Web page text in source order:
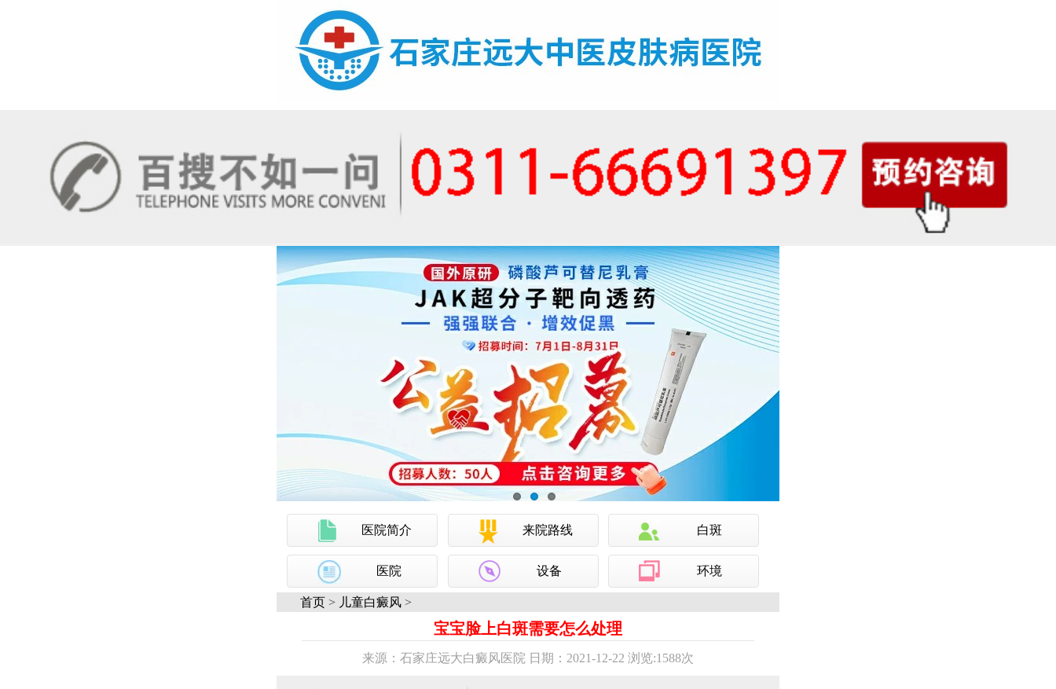
医院简介 来院路线 白斑
医院 设备 环境
首页 > 儿童白癜风 >
宝宝脸上白斑需要怎么处理
来源：石家庄远大白癜风医院 日期：2021-12-22 浏览:1588次